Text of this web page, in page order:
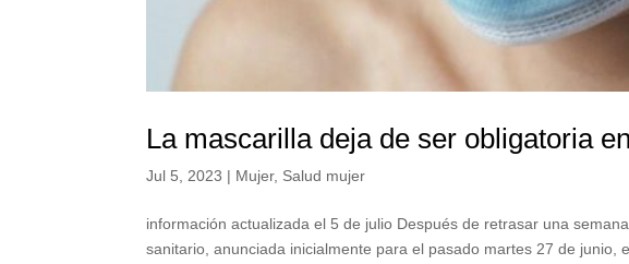
La mascarilla deja de ser obligatoria
Jul 5, 2023 | Mujer, Salud mujer
información actualizada el 5 de julio Después de retrasar una
sanitario, anunciada inicialmente para el pasado martes 27 de